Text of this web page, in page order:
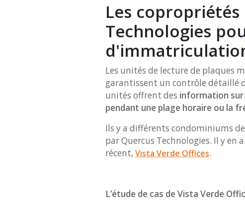
Les
Technologies
Les unités de lecture de plaques
garantissent un contrôle détaillé
unités offrent des information sur
pendant une plage horaire ou la
Ils y a différents condominiums
par Quercus Technologies. Il y en
récent, Vista Verde Offices.
L’étude de cas de Vista Verde